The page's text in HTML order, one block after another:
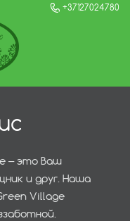
+37127024780
– это Ваш
и друг. Наша
Village